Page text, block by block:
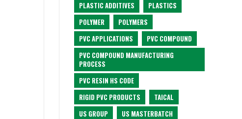
PLASTIC ADDITIVES
PLASTICS
POLYMER
POLYMERS
PVC APPLICATIONS
PVC COMPOUND
PVC COMPOUND MANUFACTURING
PROCESS
PVC RESIN HS CODE
RIGID PVC PRODUCTS
TAICAL
US GROUP
US MASTERBATCH